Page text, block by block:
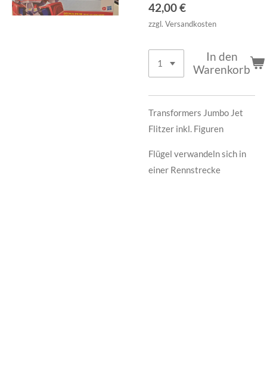
42,00 €
zzgl. Versandkosten
In den
Warenkorb
Transformers Jumbo Jet
Flitzer inkl. Figuren
Flügel verwandeln sich in
einer Rennstrecke